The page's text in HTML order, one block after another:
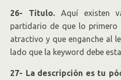
26- Título.Aquí existen
partidario de que lo
atractivo y que enganche al
lado que la keyword debe
27- La descripción es tu